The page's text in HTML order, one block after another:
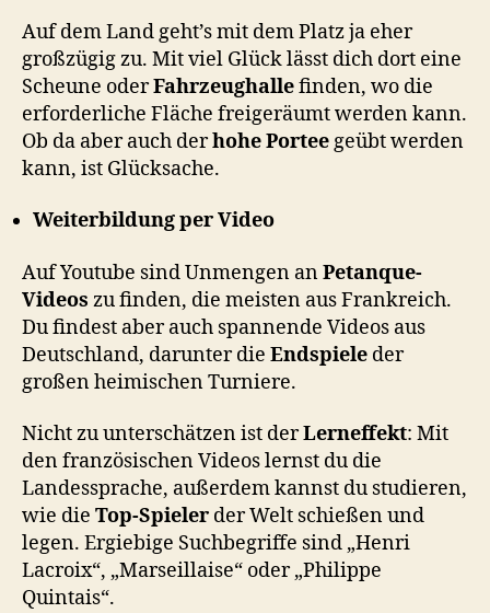
Auf dem Land geht’s mit dem Platz ja eher
großzügig zu. Mit viel Glück lässt dich dort eine
Scheune oderFahrzeughallefinden, wo die
erforderliche Fläche freigeräumt werden kann.
Ob da aber auch derhohe Porteegeübt werden
kann, ist Glücksache.
Weiterbildung per Video
Auf Youtube sind Unmengen anPetanque-
Videos zu finden, die meisten aus Frankreich.
Du findest aber auch spannende Videos aus
Deutschland, darunter die Endspiele der
großen heimischen Turniere.
Nicht zu unterschätzen ist derLerneffekt: Mit
den französischen Videos lernst du die
Landessprache, außerdem kannst du studieren,
wie die Top-Spieler der Welt schießen und
legen. Ergiebige Suchbegriffe sind „Henri
Lacroix“, „Marseillaise“ oder „Philippe
Quintais“.